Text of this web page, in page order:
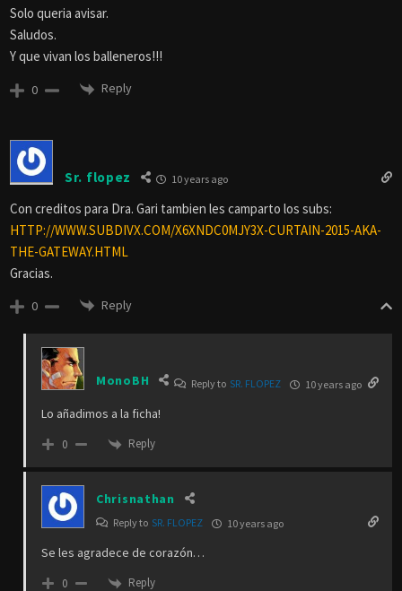
Solo queria avisar.
Saludos.
Y que vivan los balleneros!!!
0 Reply
Sr. flopez 10 years ago
Con creditos para Dra. Gari tambien les camparto los subs:
HTTP://WWW.SUBDIVX.COM/X6XNDC0MJY3X-CURTAIN-2015-AKA-
THE-GATEWAY.HTML
Gracias.
0 Reply
MonoBH Reply to SR. FLOPEZ 10 years ago
Lo añadimos a la ficha!
0 Reply
Chrisnathan
Reply to SR. FLOPEZ 10 years ago
Se les agradece de corazón…
0 Reply